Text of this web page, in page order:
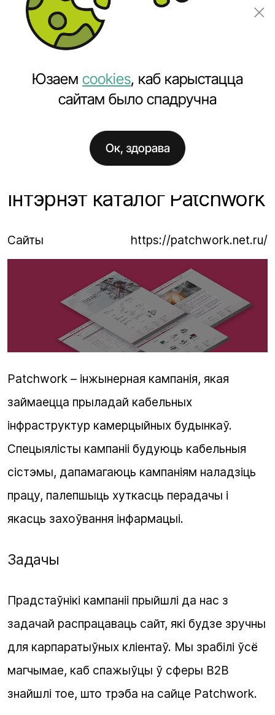
Праекты Інтэрнэт каталог Patchwork
Інтэрнэт каталог Patchwork
Сайты https://patchwork.net.ru/
Patchwork – інжынерная кампанія, якая
займаецца прыладай кабельных
інфраструктур камерцыйных будынкаў.
Спецыялісты кампаніі будуюць кабельныя
сістэмы, дапамагаюць кампаніям наладзіць
працу, палепшыць хуткасць перадачы і
якасць захоўвання інфармацыі.
Задачы
Прадстаўнікі кампаніі прыйшлі да нас з
задачай распрацаваць сайт, які будзе зручны
для карпаратыўных кліентаў. Мы зрабілі ўсё
магчымае, каб спажыўцы ў сферы B2B
знайшлі тое, што трэба на сайце Patchwork.
Юзаем cookies, каб карыстацца
сайтам было спадручна
Ок, здорава